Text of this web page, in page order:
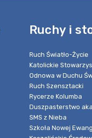
Ruchy i
Ruch Światło-Życie
Katolickie
Odnowa w Duchu
Ruch Szensztacki
Rycerze Kolumba
Duszpasterstwo
SMS z Nieba
Szkoła Nowej